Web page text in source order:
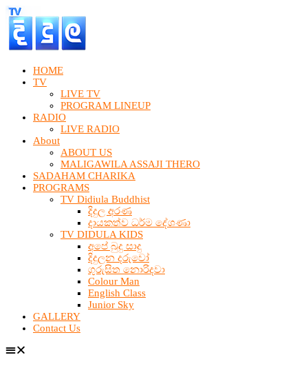
HOME
TV
LIVE TV
PROGRAM LINEUP
RADIO
LIVE RADIO
About
ABOUT US
MALIGAWILA ASSAJI THERO
SADAHAM CHARIKA
PROGRAMS
TV Didiula Buddhist
දිදුල අරණ
දායකත්ව ධර්ම දේශණා
TV DIDULA KIDS
අපේ බුදු සාදු
දිදුලන දරුවෝ
ගුරුසිත නොරිදවා
Colour Man
English Class
Junior Sky
GALLERY
Contact Us